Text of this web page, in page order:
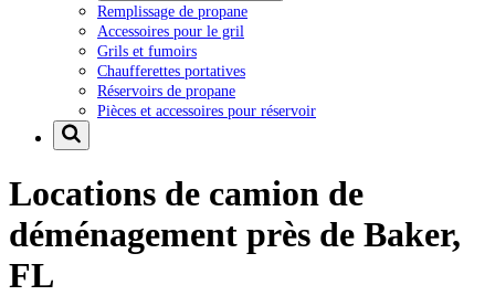
Remplissage de propane
Accessoires pour le gril
Grils et fumoirs
Chaufferettes portatives
Réservoirs de propane
Pièces et accessoires pour réservoir
Locations de camion de
déménagement près de Baker,
FL